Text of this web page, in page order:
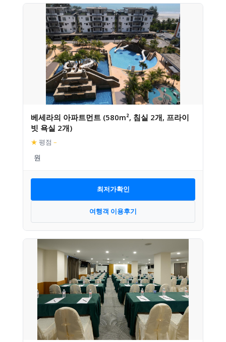
베세라의 아파트먼트 (580m², 침실 2개, 프라이
빗 욕실 2개)
★ 평점 –
최저가확인
여행객 이용후기